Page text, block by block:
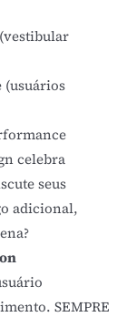
(usuários
celebra
seus
adicional,
SEMPRE